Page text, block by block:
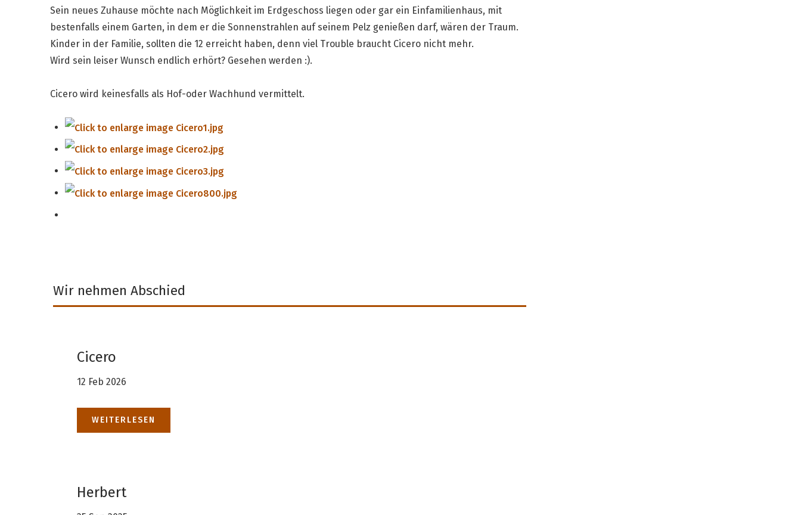
Sein neues Zuhause möchte nach Möglichkeit im Erdgeschoss liegen oder gar ein Einfamilienhaus, mit
bestenfalls einem Garten, in dem er die Sonnenstrahlen auf seinem Pelz genießen darf, wären der Traum.
Kinder in der Familie, sollten die 12 erreicht haben, denn viel Trouble braucht Cicero nicht mehr.
Wird sein leiser Wunsch endlich erhört? Gesehen werden :).
Cicero wird keinesfalls als Hof-oder Wachhund vermittelt.
Wir nehmen Abschied
Cicero
12 Feb 2026
WEITERLESEN
Herbert